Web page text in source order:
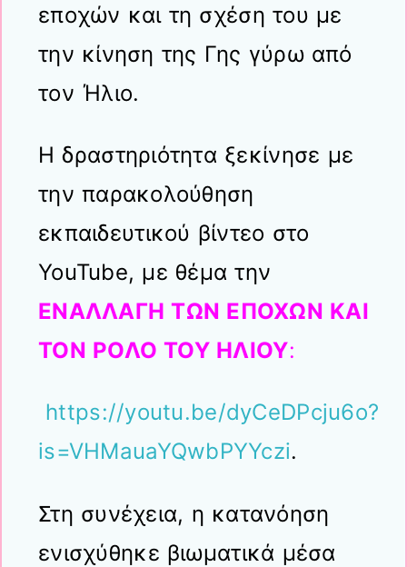
εποχών και τη σχέση του με
την κίνηση της Γης γύρω από
τον Ήλιο.
Η δραστηριότητα ξεκίνησε με
την παρακολούθηση
εκπαιδευτικού βίντεο στο
YouTube, με θέμα την
ΕΝΑΛΛΑΓΗ ΤΩΝ ΕΠΟΧΩΝ ΚΑΙ
ΤΟΝ ΡΟΛΟ ΤΟΥ ΗΛΙΟΥ:
https://youtu.be/dyCeDPcju6o?
is=VHMauaYQwbPYYczi.
Στη συνέχεια, η κατανόηση
ενισχύθηκε βιωματικά μέσα